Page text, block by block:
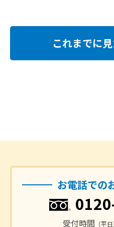
これまでに
お電話での
受付時間 （平日